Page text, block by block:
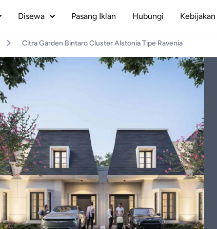
Disewa Pasang Iklan Hubungi
Citra Garden Bintaro Cluster Alstonia Tipe Ravenia